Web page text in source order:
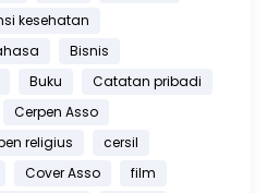
kesehatan
Bisnis
Buku
Catatan pribadi
Cerpen Asso
religius
cersil
Cover Asso
film